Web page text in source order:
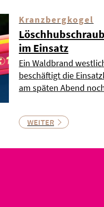
Kranzbergkogel
im Einsatz
Ein Waldbrand
beschäftigt die
am späten Abend
WEITER